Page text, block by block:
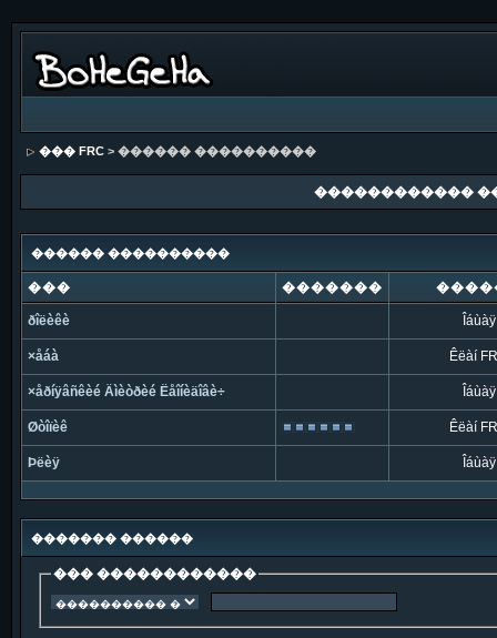
��� FRC> ������ ����������
������������
������ ����������
��� �������
ðîëèêè Îáùàÿ
×åáà Êëàí
×åðíÿâñêèé Äìèòðèé Ëåîíèäîâè÷ Îáùàÿ
Øòîïèê Êëàí
Þëèÿ Îáùàÿ
������� ������
��� ������������